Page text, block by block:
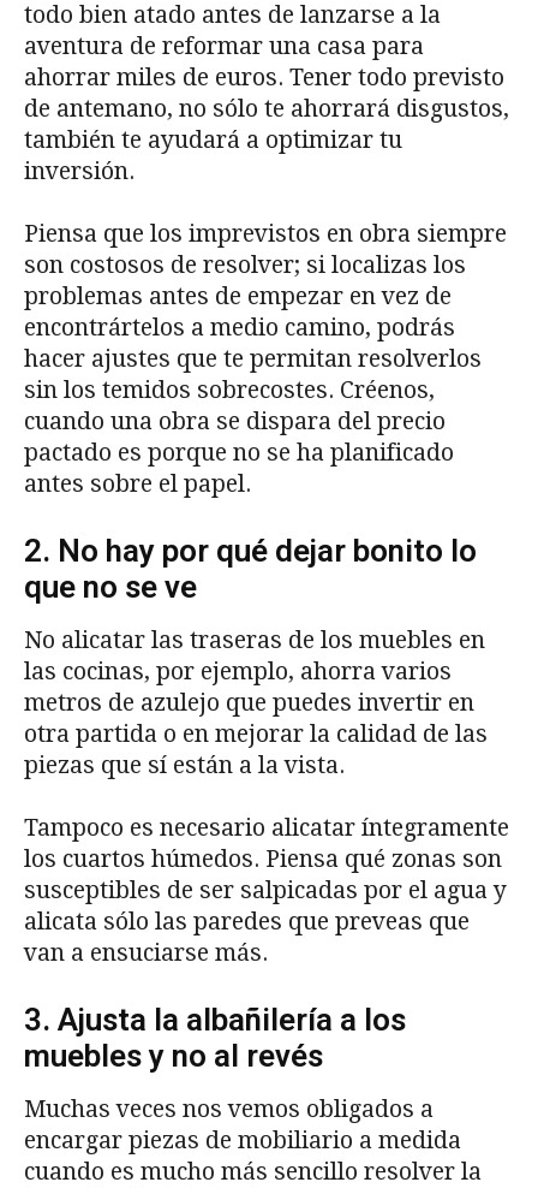
todo bien atado antes de lanzarse a la
aventura de reformar una casa para
ahorrar miles de euros. Tener todo previsto
de antemano, no sólo te ahorrará disgustos,
también te ayudará a optimizar tu
inversión.
Piensa que los imprevistos en obra siempre
son costosos de resolver; si localizas los
problemas antes de empezar en vez de
encontrártelos a medio camino, podrás
hacer ajustes que te permitan resolverlos
sin los temidos sobrecostes. Créenos,
cuando una obra se dispara del precio
pactado es porque no se ha planificado
antes sobre el papel.
2. No hay por qué dejar bonito lo
que no se ve
No alicatar las traseras de los muebles en
las cocinas, por ejemplo, ahorra varios
metros de azulejo que puedes invertir en
otra partida o en mejorar la calidad de las
piezas que sí están a la vista.
Tampoco es necesario alicatar íntegramente
los cuartos húmedos. Piensa qué zonas son
susceptibles de ser salpicadas por el agua y
alicata sólo las paredes que preveas que
van a ensuciarse más.
3. Ajusta la albañilería a los
muebles y no al revés
Muchas veces nos vemos obligados a
encargar piezas de mobiliario a medida
cuando es mucho más sencillo resolver la